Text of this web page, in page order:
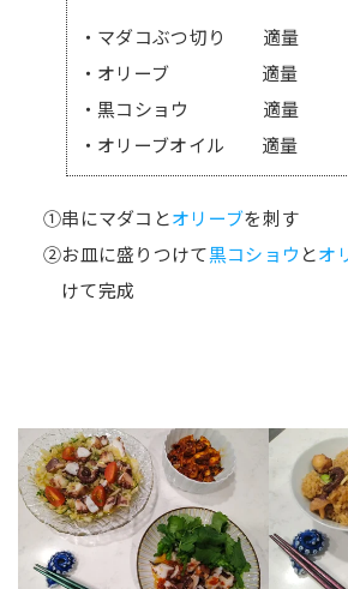
・マダコぶつ切り 適量
・オリーブ 適量
・黒コショウ 適量
・オリーブオイル 適量
①串にマダコとオリーブを刺す
②お皿に盛りつけて黒コショウ とオ
けて完成